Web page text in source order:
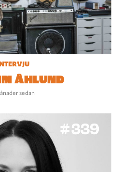
INTERVJU
ÅHLUND
sedan